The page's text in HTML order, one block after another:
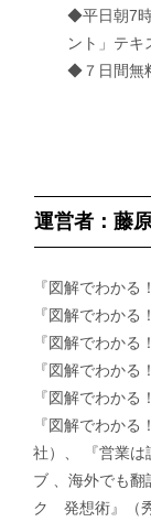
◆平日朝7
ント」テキ
◆７日間無
運営者：藤
『図解でわかる
『図解でわかる
『図解でわかる
『図解でわかる
『図解でわかる
『図解でわか
社）、 『営業は
ブ 、海外でも翻
ク 発想術』（